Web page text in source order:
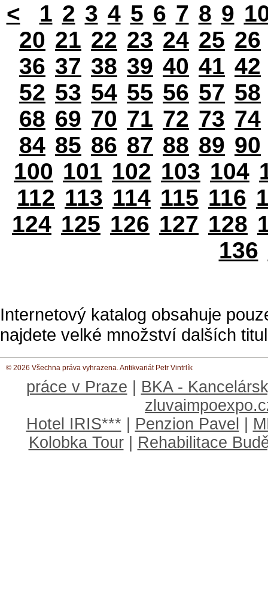
< 1 2 3 4 5 6 7 8 9
20 21 22 23 24 25 26
36 37 38 39 40 41 42
52 53 54 55 56 57 58
68 69 70 71 72 73 74
84 85 86 87 88 89 90
100 101 102 103 104
112 113 114 115 116
124 125 126 127 128
136
Internetový katalog obsahuje
najdete velké množství dalších
© 2026 Všechna práva vyhrazena. Antikvariát Petr Vintrlík
práce v Praze
BKA -
Hotel IRIS***
Penzion Pavel
Kolobka Tour
Rehabilitace